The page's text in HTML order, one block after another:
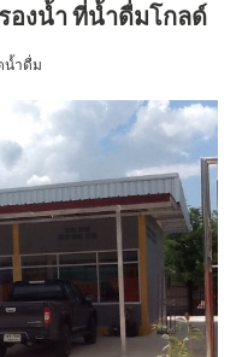
องน้ำ ที่น้ำดื่มโกลด์
น้ำดื่ม